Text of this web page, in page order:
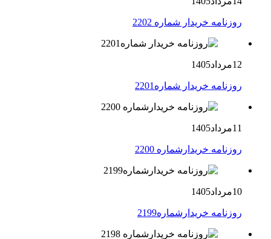
روزنامه خریدار شماره 2202
12مرداد1405
روزنامه خریدار شماره2201
11مرداد1405
روزنامه خریدارشماره 2200
10مرداد1405
روزنامه خریدارشماره2199